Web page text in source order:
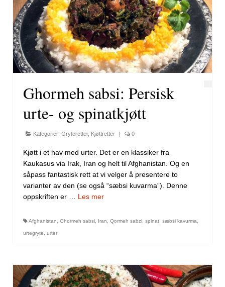
Ghormeh sabsi: Persisk
urte- og spinatkjøtt
Kategorier: Gryteretter, Kjøttretter 0
Kjøtt i et hav med urter. Det er en klassiker fra
Kaukasus via Irak, Iran og helt til Afghanistan. Og en
såpass fantastisk rett at vi velger å presentere to
varianter av den (se også “sæbsi kuvarma”). Denne
oppskriften er … Les mer
Afghanistan, Ghormeh sabsi, Iran, Qormeh sabzi, spinat, sæbsi kavurma,
urtegryte, urter